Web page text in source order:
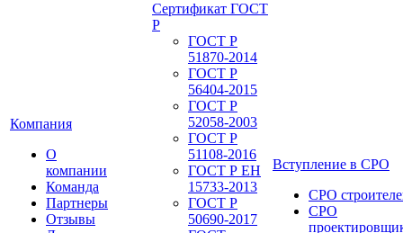
Компания
О
компании
Команда
Партнеры
Отзывы
Сертификат ГОСТ
Р
ГОСТ Р
51870-2014
ГОСТ Р
56404-2015
ГОСТ Р
52058-2003
ГОСТ Р
51108-2016
ГОСТ Р ЕН
15733-2013
ГОСТ Р
50690-2017
Вступление в СРО
СРО
СРО